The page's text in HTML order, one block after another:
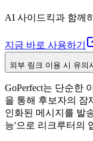
AI 사이드킥과 함께
지금 바로 사용하기
외부 링크 이용 시 유의
GoPerfect는 단순한
을 통해 후보자의 잠
인화된 메시지를 발
능'으로 리크루터의